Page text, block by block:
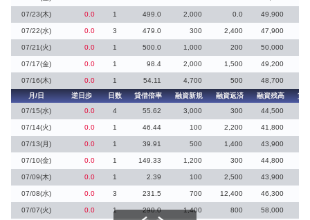
07/23(木) 0.0 1 499.0 2,000 0.0 49,900
07/22(水) 0.0 3 479.0 300 2,400 47,900
07/21(火) 0.0 1 500.0 1,000 200 50,000
07/17(金) 0.0 1 98.4 2,000 1,500 49,200
07/16(木) 0.0 1 54.11 4,700 500
48,700
月/日
逆日歩 日数 貸借倍率 融資新規 融資返済 融資残高
貸
07/15(水)
0.0 4 55.62 3,000 300 44,500
07/14(火) 0.0 1 46.44 100 2,200 41,800
07/13(月) 0.0 1 39.91 500 1,400 43,900
07/10(金) 0.0 1 149.33 1,200 300 44,800
07/09(木) 0.0 1 2.39 100 2,500 43,900
07/08(水) 0.0 3 231.5 700 12,400 46,300
07/07(火) 0.0 1 290.0 1,400 800 58,000